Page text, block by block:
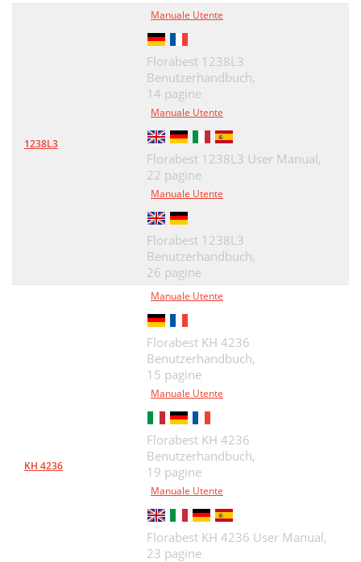
1238L3
Manuale Utente
Florabest 1238L3
Benutzerhandbuch,
14 pagine
Manuale Utente
Florabest 1238L3 User Manual,
22 pagine
Manuale Utente
Florabest 1238L3
Benutzerhandbuch,
26 pagine
KH 4236
Manuale Utente
Florabest KH 4236
Benutzerhandbuch,
15 pagine
Manuale Utente
Florabest KH 4236
Benutzerhandbuch,
19 pagine
Manuale Utente
Florabest KH 4236 User Manual,
23 pagine